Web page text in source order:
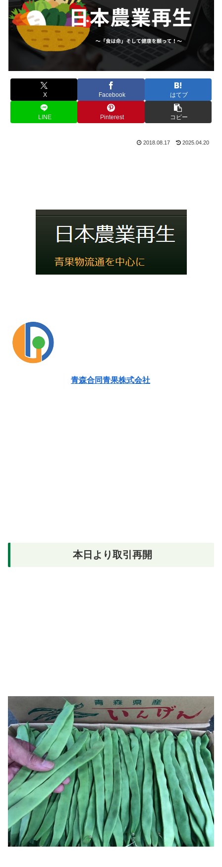
X Facebook はてブ
LINE Pinterest コピー
2018.08.17 2025.04.20
青森合同青果株式会社
本日より取引再開